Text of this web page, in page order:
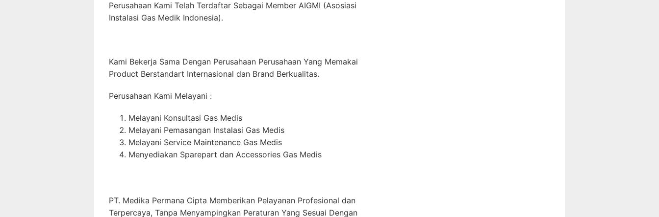
Perusahaan Kami Telah Terdaftar Sebagai Member AIGMI (Asosiasi
Instalasi Gas Medik Indonesia).
Kami Bekerja Sama Dengan Perusahaan Perusahaan Yang Memakai
Product Berstandart Internasional dan Brand Berkualitas.
Perusahaan Kami Melayani :
Melayani Konsultasi Gas Medis
Melayani Pemasangan Instalasi Gas Medis
Melayani Service Maintenance Gas Medis
Menyediakan Sparepart dan Accessories Gas Medis
PT. Medika Permana Cipta Memberikan Pelayanan Profesional dan
Terpercaya, Tanpa Menyampingkan Peraturan Yang Sesuai Dengan